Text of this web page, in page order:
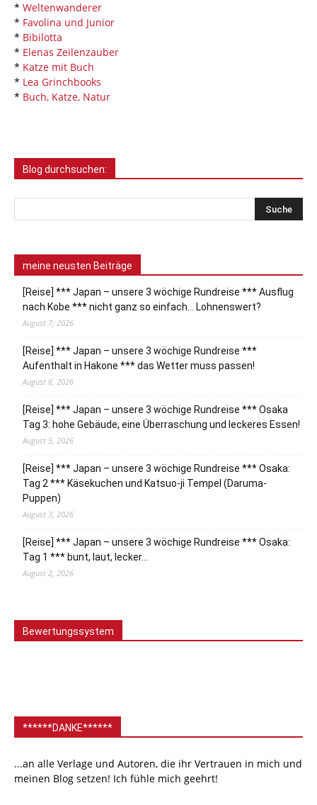
* Weltenwanderer
* Favolina und Junior
* Bibilotta
* Elenas Zeilenzauber
* Katze mit Buch
* Lea Grinchbooks
* Buch, Katze, Natur
Blog durchsuchen:
meine neusten Beiträge
[Reise] *** Japan – unsere 3 wöchige Rundreise *** Ausflug
nach Kobe *** nicht ganz so einfach… Lohnenswert?
August 7, 2026
[Reise] *** Japan – unsere 3 wöchige Rundreise ***
Aufenthalt in Hakone *** das Wetter muss passen!
August 6, 2026
[Reise] *** Japan – unsere 3 wöchige Rundreise *** Osaka
Tag 3: hohe Gebäude, eine Überraschung und leckeres Essen!
August 5, 2026
[Reise] *** Japan – unsere 3 wöchige Rundreise *** Osaka:
Tag 2 *** Käsekuchen und Katsuo-ji Tempel (Daruma-
Puppen)
August 3, 2026
[Reise] *** Japan – unsere 3 wöchige Rundreise *** Osaka:
Tag 1 *** bunt, laut, lecker…
August 2, 2026
Bewertungssystem
******DANKE******
...an alle Verlage und Autoren, die ihr Vertrauen in mich und
meinen Blog setzen! Ich fühle mich geehrt!